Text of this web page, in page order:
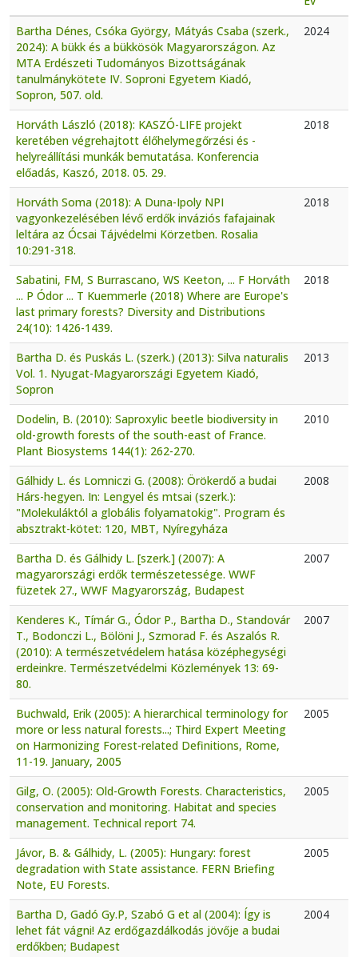
Bartha Dénes, Csóka György, Mátyás Csaba (szerk.,
2024): A bükk és a bükkösök Magyarországon. Az
MTA Erdészeti Tudományos Bizottságának
tanulmánykötete IV. Soproni Egyetem Kiadó,
Sopron, 507. old.
2024
Horváth László (2018): KASZÓ-LIFE projekt
keretében végrehajtott élőhelymegőrzési és -
helyreállítási munkák bemutatása. Konferencia
előadás, Kaszó, 2018. 05. 29.
2018
Horváth Soma (2018): A Duna-Ipoly NPI
vagyonkezelésében lévő erdők inváziós fafajainak
leltára az Ócsai Tájvédelmi Körzetben. Rosalia
10:291-318.
2018
Sabatini, FM, S Burrascano, WS Keeton, ... F Horváth
... P Ódor ... T Kuemmerle (2018) Where are Europe's
last primary forests? Diversity and Distributions
24(10): 1426-1439.
2018
Bartha D. és Puskás L. (szerk.) (2013): Silva naturalis
Vol. 1. Nyugat-Magyarországi Egyetem Kiadó,
Sopron
2013
Dodelin, B. (2010): Saproxylic beetle biodiversity in
old-growth forests of the south-east of France.
Plant Biosystems 144(1): 262-270.
2010
Gálhidy L. és Lomniczi G. (2008): Örökerdő a budai
Hárs-hegyen. In: Lengyel és mtsai (szerk.):
"Molekuláktól a globális folyamatokig". Program és
absztrakt-kötet: 120, MBT, Nyíregyháza
2008
Bartha D. és Gálhidy L. [szerk.] (2007): A
magyarországi erdők természetessége. WWF
füzetek 27., WWF Magyarország, Budapest
2007
Kenderes K., Tímár G., Ódor P., Bartha D., Standovár
T., Bodonczi L., Bölöni J., Szmorad F. és Aszalós R.
(2010): A természetvédelem hatása középhegységi
erdeinkre. Természetvédelmi Közlemények 13: 69-
80.
2007
Buchwald, Erik (2005): A hierarchical terminology for
more or less natural forests...; Third Expert Meeting
on Harmonizing Forest-related Definitions, Rome,
11-19. January, 2005
2005
Gilg, O. (2005): Old-Growth Forests. Characteristics,
conservation and monitoring. Habitat and species
management. Technical report 74.
2005
Jávor, B. & Gálhidy, L. (2005): Hungary: forest
degradation with State assistance. FERN Briefing
Note, EU Forests.
2005
Bartha D, Gadó Gy.P, Szabó G et al (2004): Így is
lehet fát vágni! Az erdőgazdálkodás jövője a budai
erdőkben; Budapest
2004